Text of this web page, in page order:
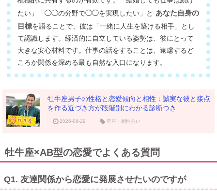
たい」「◯◯の分野で◯◯を実現したい」と あなた自身の
目標を語ることで、彼は「一緒に人生を築ける相手」とし
て認識します。経済的に自立している姿勢は、彼にとって
大きな安心材料です。仕事の話をすることは、遠慮するど
ころか関係を深める最も自然な入口になります。
牡牛座男子の性格と恋愛傾向と相性：誠実な彼と接点
を作る近づき方が段階別にわかる診断つき
2026-06-29 星座・相性占い
牡牛座×AB型の恋愛でよくある質問
Q1. 友達関係から恋愛に発展させたいのですが